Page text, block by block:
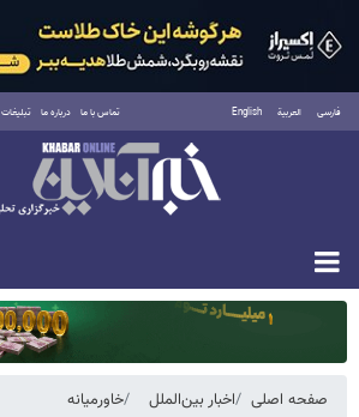
فارسی العربية English تماس با ما درباره ما تبلیغات
یکشنبه ۱۸ مرداد ۱۴۰۵
صفحه اصلی اخبار بین‌الملل خاورمیانه